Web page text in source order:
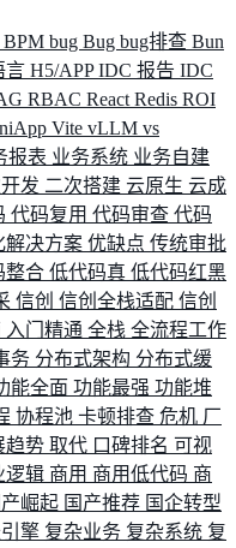
BPM bug Bug bug排查 Bun
言 H5/APPIDC 报告 IDC
RBAC React Redis ROI
Vite vLLM vs
报表 业务系统 业务自建
发 二次搭建 云原生 云成
代码复用 代码审查 代码
解决方案 优缺点 传统审批
整合 低代码真 低代码红黑
信创 信创全栈适配 信创
入门精通 全栈 全流程工作
务 分布式架构 分布式缓
能全面 功能最强 功能堆
协程池 卡顿排查 危机 厂
趋势 取代 口碑排名 可视
逻辑 商用 商用低代码 商
产崛起 国产推荐 国企转型
擎 复杂业务 复杂系统 复